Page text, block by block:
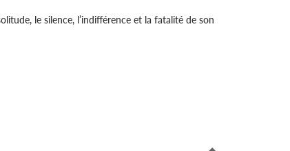
le silence, l’indifférence et la fatalité de son